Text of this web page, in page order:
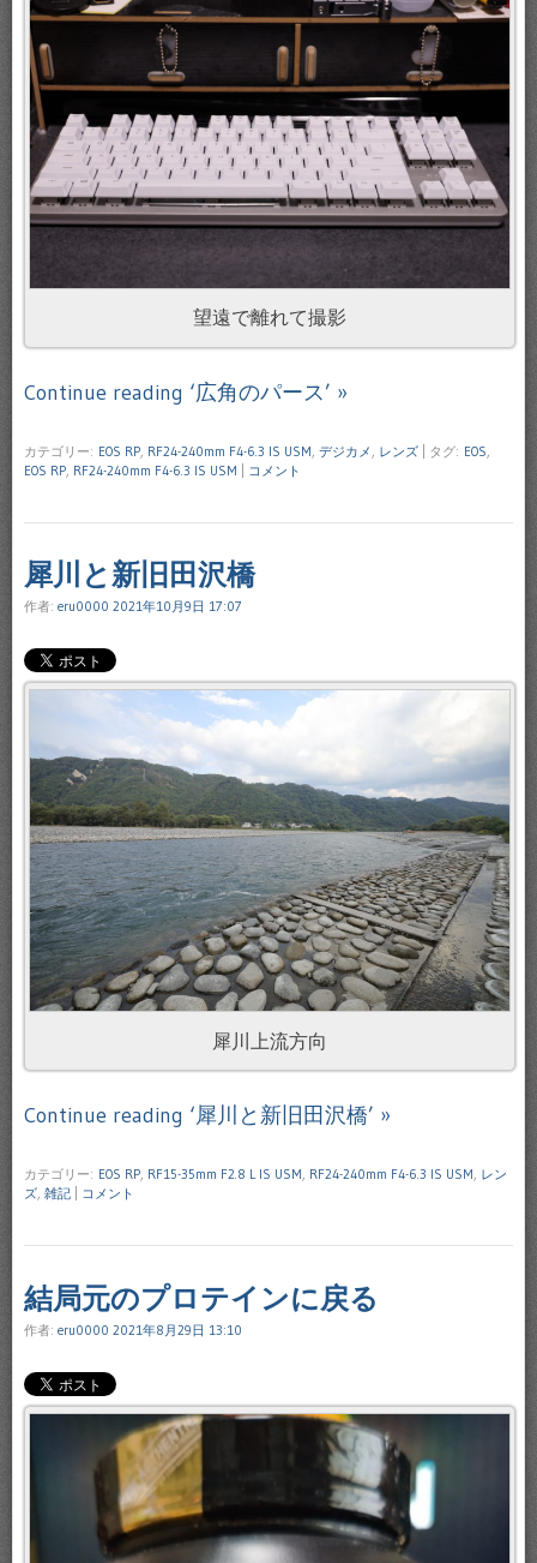
望遠で離れて撮影
Continue reading ‘広角のパース’ »
カテゴリー: EOS RP RF24-240mm F4-6.3 IS USM デジカメ レンズ タグ: EOS
EOS RP RF24-240mm F4-6.3 IS USM コメント
犀川と新旧田沢橋
作者: eru0000 2021年10月9日 17:07
犀川上流方向
Continue reading ‘犀川と新旧田沢橋’ »
カテゴリー: EOS RP, RF15-35mm F2.8 L IS USM, RF24-240mm F4-6.3 IS USM, レン
ズ, 雑記 コメント
結局元のプロテインに戻る
作者: eru0000 2021年8月29日 13:10